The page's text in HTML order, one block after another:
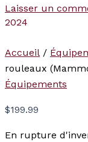
Laisser un
2024
Accueil /
rouleaux
Équipements
$199.99
En rupture